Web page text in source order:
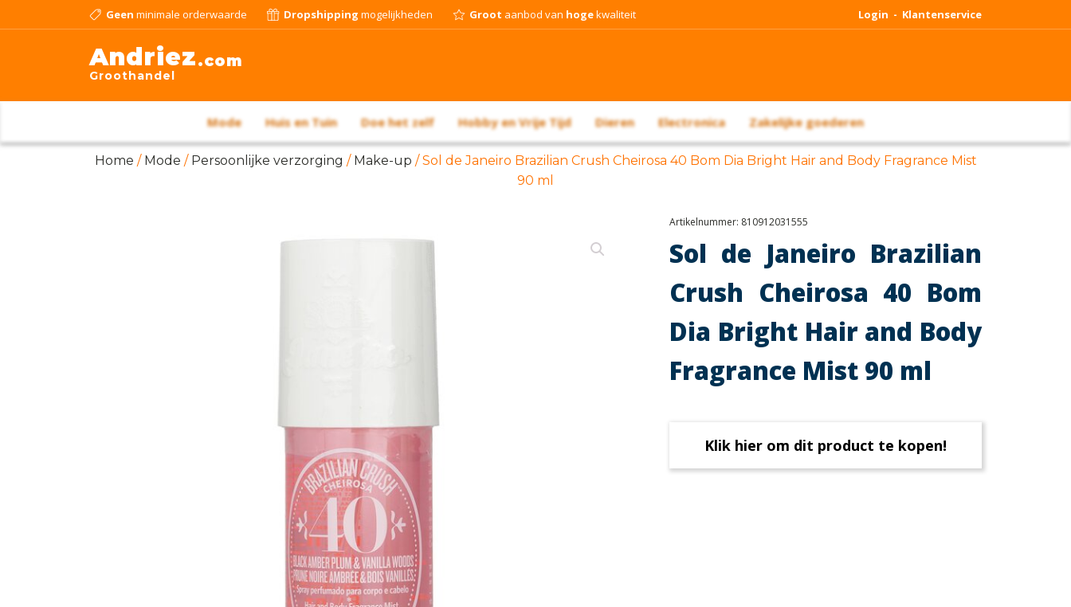
Geen minimale orderwaarde Dropshipping mogelijkheden Groot aanbod van hogekwaliteit Login - Klantenservice
Andriez.com
Groothandel
Mode Huis en Tuin Doe het zelf Hobby en Vrije Tijd Dieren Electronica Zakelijke goederen
Home / Mode / Persoonlijke verzorging / Make-up / Sol de Janeiro Brazilian Crush Cheirosa 40 Bom Dia Bright Hair and Body Fragrance Mist
90 ml
Artikelnummer: 810912031555
Sol de Janeiro Brazilian
Crush Cheirosa 40 Bom
Dia Bright Hair and Body
Fragrance Mist 90 ml
Klik hier om dit product te kopen!